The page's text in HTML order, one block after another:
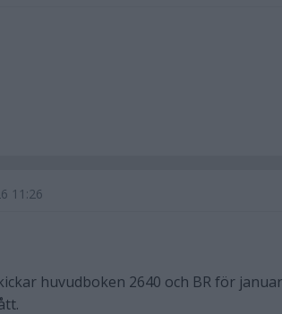
11:26
huvudboken 2640 och BR för